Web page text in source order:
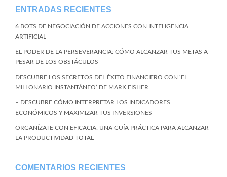
ENTRADAS RECIENTES
6 BOTS DE NEGOCIACIÓN DE ACCIONES CON INTELIGENCIA
ARTIFICIAL
EL PODER DE LA PERSEVERANCIA: CÓMO ALCANZAR TUS METAS A
PESAR DE LOS OBSTÁCULOS
DESCUBRE LOS SECRETOS DEL ÉXITO FINANCIERO CON ‘EL
MILLONARIO INSTANTÁNEO’ DE MARK FISHER
– DESCUBRE CÓMO INTERPRETAR LOS INDICADORES
ECONÓMICOS Y MAXIMIZAR TUS INVERSIONES
ORGANÍZATE CON EFICACIA: UNA GUÍA PRÁCTICA PARA ALCANZAR
LA PRODUCTIVIDAD TOTAL
COMENTARIOS RECIENTES